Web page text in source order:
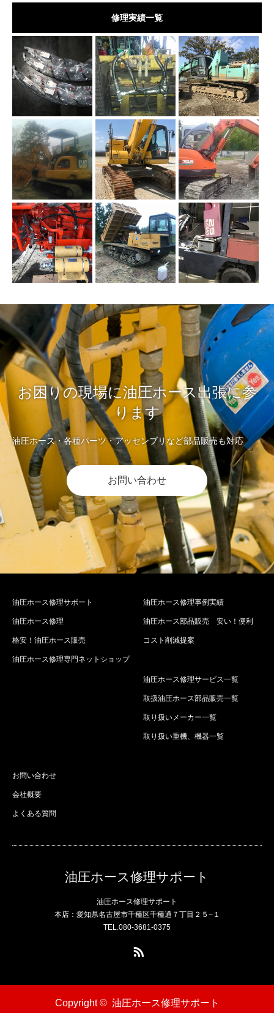
修理実績一覧
お困りの現場に油圧ホース出張に参
ります
油圧ホース・各種パーツ・アッセンブリなど部品販売も対応
お問い合わせ
油圧ホース修理サポート
油圧ホース修理
格安！油圧ホース販売
油圧ホース修理専門ネットショップ
油圧ホース修理事例実績
油圧ホース部品販売 安い！便利
コスト削減提案
油圧ホース修理サービス一覧
取扱油圧ホース部品販売一覧
取り扱いメーカー一覧
取り扱い重機、機器一覧
お問い合わせ
会社概要
よくある質問
油圧ホース修理サポート
油圧ホース修理サポート
本店：愛知県名古屋市千種区千種通７丁目２５−１
TEL.080-3681-0375
Copyright © 油圧ホース修理サポート